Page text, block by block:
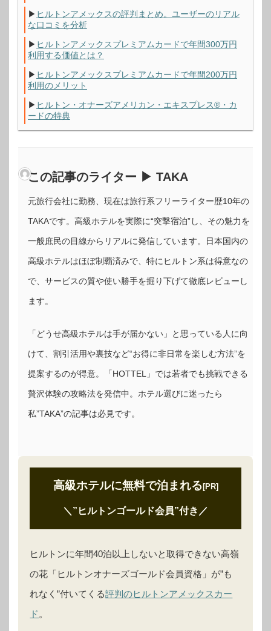
▶ ヒルトンアメックスの評判まとめ。ユーザーのリアル
な口コミを分析
▶ ヒルトンアメックスプレミアムカードで年間300万円
利用する価値とは？
▶ ヒルトンアメックスプレミアムカードで年間200万円
利用のメリット
▶ ヒルトン・オナーズアメリカン・エキスプレス®・カ
ードの特典
この記事のライター ▶ TAKA
元旅行会社に勤務、現在は旅行系フリーライター歴10年の
TAKAです。高級ホテルを実際に“突撃宿泊”し、その魅力を
一般庶民の目線からリアルに発信しています。日本国内の
高級ホテルはほぼ制覇済みで、特にヒルトン系は得意なの
で、サービスの質や使い勝手を掘り下げて徹底レビューし
ます。
「どうせ高級ホテルは手が届かない」と思っている人に向
けて、割引活用や裏技など“お得に非日常を楽しむ方法”を
提案するのが得意。「HOTTEL」では若者でも挑戦できる
贅沢体験の攻略法を発信中。ホテル選びに迷ったら
私”TAKA”の記事は必見です。
高級ホテルに無料で泊まれる [PR]
＼”ヒルトンゴールド会員”付き ／
ヒルトンに年間40泊以上しないと取得できない高嶺
の花「ヒルトンオナーズゴールド会員資格」が”も
れなく”付いてくる評判のヒルトンアメックスカー
ド 。